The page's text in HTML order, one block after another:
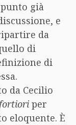
punto già
e
da
di
di
da Cecilio
per
eloquente. È